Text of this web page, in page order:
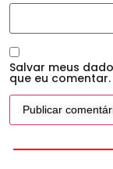
Salvar meus
que eu comentar.